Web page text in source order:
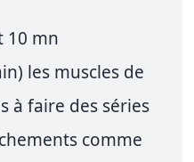
10 mn
les muscles de
à faire des séries
comme